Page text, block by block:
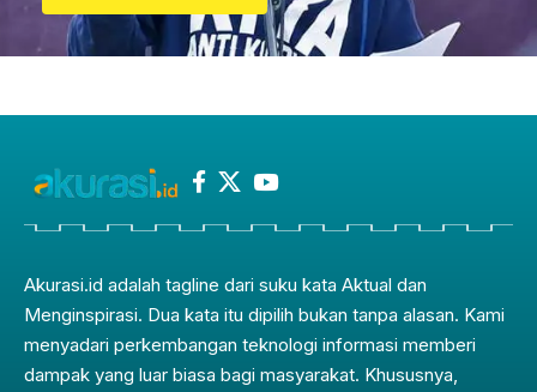
Akurasi.id adalah tagline dari suku kata Aktual dan
Menginspirasi. Dua kata itu dipilih bukan tanpa alasan. Kami
menyadari perkembangan teknologi informasi memberi
dampak yang luar biasa bagi masyarakat. Khususnya,